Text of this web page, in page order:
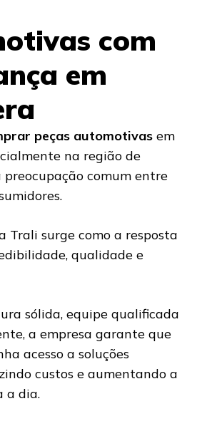
com
em
peças automotivas em
na região de
preocupação comum entre
Trali surge como a resposta
qualidade e
sólida, equipe qualificada
a empresa garante que
acesso a soluções
custos e aumentando a
a dia.